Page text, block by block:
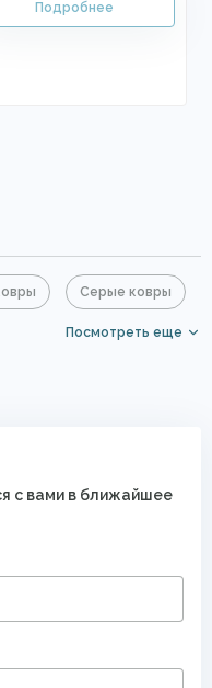
Серые ковры
Посмотреть еще
с вами в ближайшее